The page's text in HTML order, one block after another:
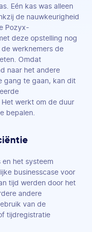
Eén kas was alleen
de nauwkeurigheid
Pozyx-
deze opstelling nog
werknemers de
Omdat
naar het andere
gang te gaan, kan dit
werkt om de duur
bepalen.
en het systeem
businesscase voor
tijd werden door het
andere
van de
tijdregistratie